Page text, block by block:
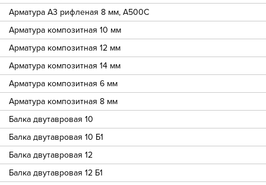
Арматура А3 рифленая 8 мм, А500С
Арматура композитная 10 мм
Арматура композитная 12 мм
Арматура композитная 14 мм
Арматура композитная 6 мм
Арматура композитная 8 мм
Балка двутавровая 10
Балка двутавровая 10 Б1
Балка двутавровая 12
Балка двутавровая 12 Б1